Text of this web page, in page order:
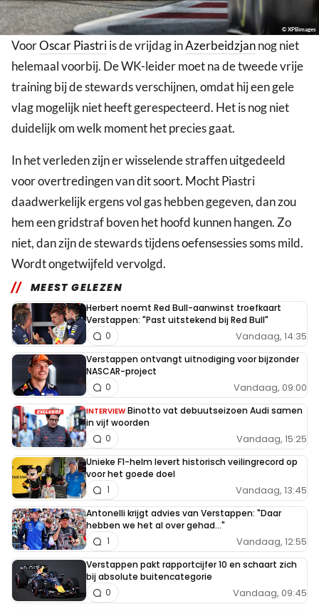
© XPBimages
VoorOscar Piastriis de vrijdag inAzerbeidzjannog niet
helemaal voorbij. De WK-leider moet na de tweede vrije
training bij de stewards verschijnen, omdat hij een gele
vlag mogelijk niet heeft gerespecteerd. Het is nog niet
duidelijk om welk moment het precies gaat.
In het verleden zijn er wisselende straffen uitgedeeld
voor overtredingen van dit soort. Mocht Piastri
daadwerkelijk ergens vol gas hebben gegeven, dan zou
hem een gridstraf boven het hoofd kunnen hangen. Zo
niet, dan zijn de stewards tijdens oefensessies soms mild.
Wordt ongetwijfeld vervolgd.
MEEST GELEZEN
Herbert noemt Red Bull-aanwinst troefkaart
Verstappen: "Past uitstekend bij Red Bull"
Vandaag, 14:35
0
Verstappen ontvangt uitnodiging voor bijzonder
NASCAR-project
Vandaag, 09:00
0
INTERVIEW Binotto vat debuutseizoen Audi samen
in vijf woorden
Vandaag, 15:25
0
Unieke F1-helm levert historisch veilingrecord op
voor het goede doel
Vandaag, 13:45
1
Antonelli krijgt advies van Verstappen: "Daar
hebben we het al over gehad..."
Vandaag, 12:55
1
Verstappen pakt rapportcijfer 10 en schaart zich
bij absolute buitencategorie
Vandaag, 09:45
0